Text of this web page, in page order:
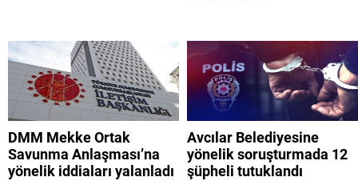
DMM Mekke Ortak
Savunma Anlaşması’na
yönelik iddiaları yalanladı
Avcılar Belediyesine
yönelik soruşturmada 12
şüpheli tutuklandı